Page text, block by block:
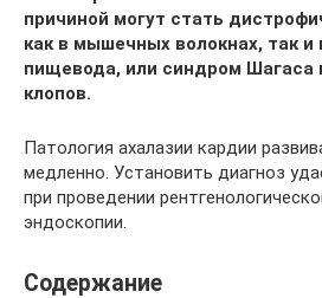
причиной могут стать
как в мышечных волокнах, так и
пищевода, или синдром Шагаса
клопов.
Патология ахалазии кардии
медленно. Установить диагноз
при проведении
эндоскопии.
Содержание